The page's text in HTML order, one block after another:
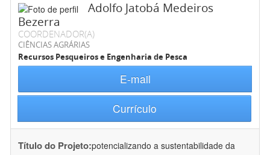
Adolfo Jatobá Medeiros
Bezerra
COORDENADOR(A)
CIÊNCIAS AGRÁRIAS
Recursos Pesqueiros e Engenharia de Pesca
E-mail
Currículo
Título do Projeto:potencializando a sustentabilidade da